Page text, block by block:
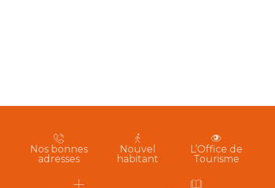
Nos bonnes
adresses
Nouvel
habitant
L’Office de
Tourisme